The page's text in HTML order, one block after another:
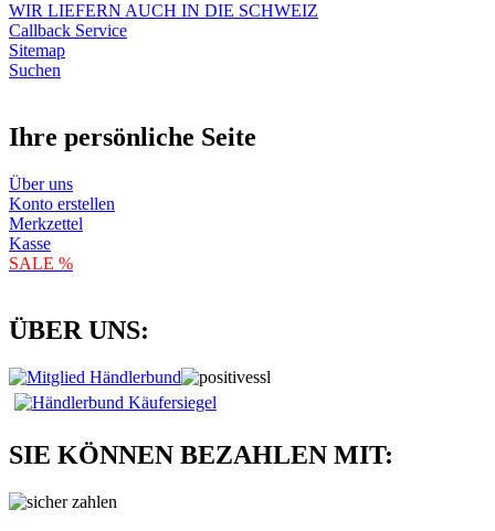
WIR LIEFERN AUCH IN DIE SCHWEIZ
Callback Service
Sitemap
Suchen
Ihre persönliche Seite
Über uns
Konto erstellen
Merkzettel
Kasse
SALE %
ÜBER UNS:
SIE KÖNNEN BEZAHLEN MIT: